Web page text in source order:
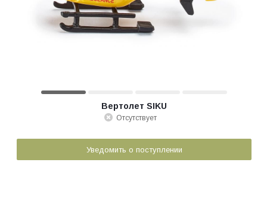
Вертолет SIKU
Отсутствует
Уведомить о поступлении